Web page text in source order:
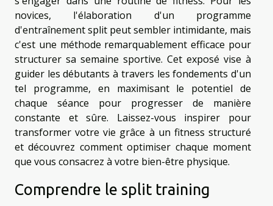
novices, l'élaboration d'un programme
d'entraînement split peut sembler intimidante, mais
c'est une méthode remarquablement efficace pour
structurer sa semaine sportive. Cet exposé vise à
guider les débutants à travers les fondements d'un
tel programme, en maximisant le potentiel de
chaque séance pour progresser de manière
constante et sûre. Laissez-vous inspirer pour
transformer votre vie grâce à un fitness structuré
et découvrez comment optimiser chaque moment
que vous consacrez à votre bien-être physique.
Comprendre le split training